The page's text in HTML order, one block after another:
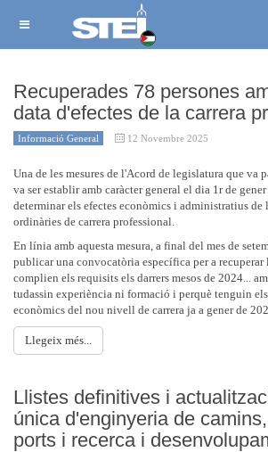
Recuperades 78 persones
data d'efectes de la carrera
Informació General 12 Novembre 2025
Una de les mesures de l'Acord de legislatura que va
va ser establir amb caràcter general el dia 1r de
determinar els efectes econòmics i administratius de
ordinàries de carrera professional.
En línia amb aquesta mesura, a final del mes de
publicar una convocatòria específica per a recuperar
complien els requisits els darrers mesos de 2024...
tudassin experiència ni formació i perquè tenguin
econòmics del nou nivell de carrera ja a gener de
Llegeix més...
Llistes definitives i
única d'enginyeria de
ports i recerca i